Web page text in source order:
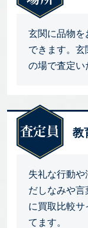
玄関に品物を
できます。
の場で査定い
教
失礼な行動
だしなみや
に買取比較サ
てます。